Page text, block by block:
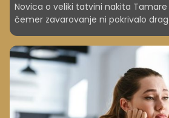
Novica o veliki tatvini nakita Tamare
čemer zavarovanje ni pokrivalo
opozarja na pomen skrbnega
pogojev. Vlomilci so odnesli za 29
družina pa je dosegla le zanemarljivo
Tamara Ecclestone in njen mož sta
brala drobnega tiska.